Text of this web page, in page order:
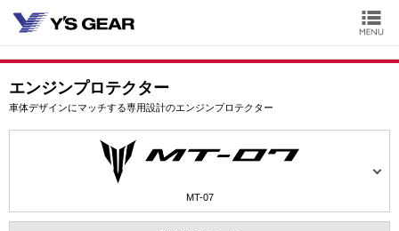
エンジンプロテクター
車体デザインにマッチする専用設計のエンジンプロテクター
MT-07